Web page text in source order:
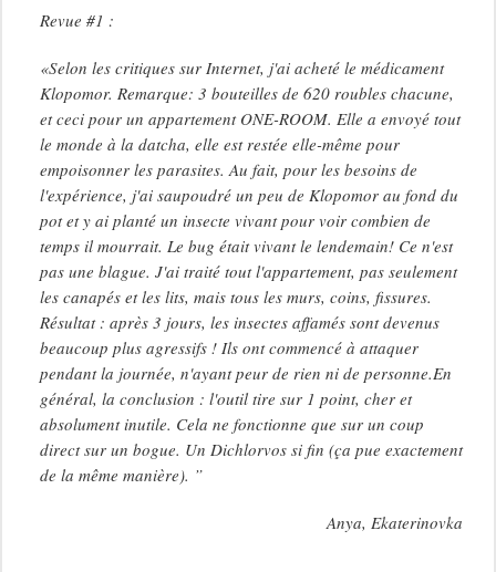
Revue #1 :
«Selon les critiques sur Internet, j'ai acheté le médicament
Klopomor. Remarque: 3 bouteilles de 620 roubles chacune,
et ceci pour un appartement ONE-ROOM. Elle a envoyé tout
le monde à la datcha, elle est restée elle-même pour
empoisonner les parasites. Au fait, pour les besoins de
l'expérience, j'ai saupoudré un peu de Klopomor au fond du
pot et y ai planté un insecte vivant pour voir combien de
temps il mourrait. Le bug était vivant le lendemain! Ce n'est
pas une blague. J'ai traité tout l'appartement, pas seulement
les canapés et les lits, mais tous les murs, coins, fissures.
Résultat : après 3 jours, les insectes affamés sont devenus
beaucoup plus agressifs ! Ils ont commencé à attaquer
pendant la journée, n'ayant peur de rien ni de personne.En
général, la conclusion : l'outil tire sur 1 point, cher et
absolument inutile. Cela ne fonctionne que sur un coup
direct sur un bogue. Un Dichlorvos si fin (ça pue exactement
de la même manière). ”
Anya, Ekaterinovka